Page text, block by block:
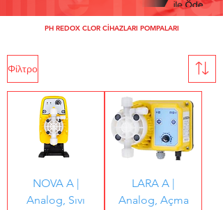
PH REDOX CLOR CİHAZLARI POMPALARI
Φίλτρο
NOVA A |
Analog, Sıvı
LARA A |
Analog, Açma